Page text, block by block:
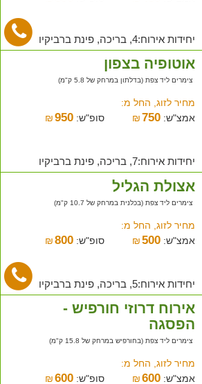
יחידות אירוח:4, בריכה, פינת ברביקיו
אוטופיה בצפון
צימרים ליד צפת (בדלתון במרחק של 5.8 ק"מ)
מחיר לזוג, החל מ:
אמצ"ש:
₪750 סופ"ש: ₪ 950
יחידות אירוח:7, בריכה, פינת ברביקיו
אצולת הגליל
צימרים ליד צפת (בכלנית במרחק של 10.7 ק"מ)
מחיר לזוג, החל מ:
אמצ"ש:
₪500 סופ"ש: ₪ 800
יחידות אירוח:5, בריכה, פינת ברביקיו
אירוח דרוזי חורפיש -
הפסגה
צימרים ליד צפת (בחורפיש במרחק של 15.8 ק"מ)
מחיר לזוג, החל מ:
אמצ"ש:
₪600 סופ"ש: ₪ 600